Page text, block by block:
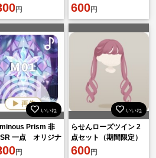
円
海の夢 お魚たちの青い
600円
いいね
Prism 非
一点 オリジナ
円
いいね
らせんローズツイン 2
点セット（期間限定）
600円